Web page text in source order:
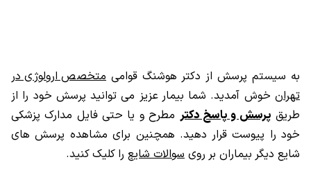
به سیستم پرسش از دکتر هوشنگ قوامی متخصص ارولوژی در
تهران خوش آمدید. شما بیمار عزیز می توانید پرسش خود را از
طریق پرسش و پاسخ دکتر مطرح و یا حتی فایل مدارک پزشکی
خود را پیوست قرار دهید. همچنین برای مشاهده پرسش های
شایع دیگر بیماران بر روی سوالات شایع را کلیک کنید.